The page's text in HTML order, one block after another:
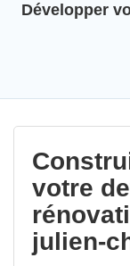
Développer
votre
julien-